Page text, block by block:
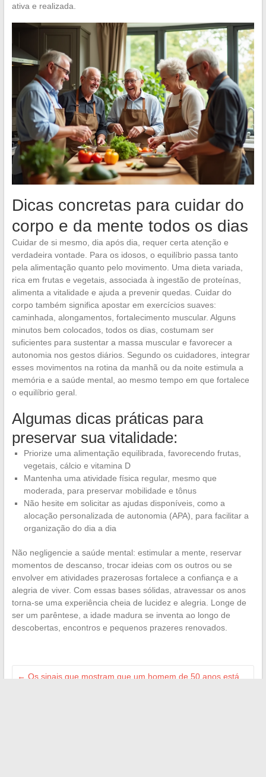
ativa e realizada.
Dicas concretas para cuidar do
corpo e da mente todos os dias
Cuidar de si mesmo, dia após dia, requer certa atenção e
verdadeira vontade. Para os idosos, o equilíbrio passa tanto
pela alimentação quanto pelo movimento. Uma dieta variada,
rica em frutas e vegetais, associada à ingestão de proteínas,
alimenta a vitalidade e ajuda a prevenir quedas. Cuidar do
corpo também significa apostar em exercícios suaves:
caminhada, alongamentos, fortalecimento muscular. Alguns
minutos bem colocados, todos os dias, costumam ser
suficientes para sustentar a massa muscular e favorecer a
autonomia nos gestos diários. Segundo os cuidadores, integrar
esses movimentos na rotina da manhã ou da noite estimula a
memória e a saúde mental, ao mesmo tempo em que fortalece
o equilíbrio geral.
Algumas dicas práticas para
preservar sua vitalidade:
Priorize uma alimentação equilibrada, favorecendo frutas,
vegetais, cálcio e vitamina D
Mantenha uma atividade física regular, mesmo que
moderada, para preservar mobilidade e tônus
Não hesite em solicitar as ajudas disponíveis, como a
alocação personalizada de autonomia (APA), para facilitar a
organização do dia a dia
Não negligencie a saúde mental: estimular a mente, reservar
momentos de descanso, trocar ideias com os outros ou se
envolver em atividades prazerosas fortalece a confiança e a
alegria de viver. Com essas bases sólidas, atravessar os anos
torna-se uma experiência cheia de lucidez e alegria. Longe de
ser um parêntese, a idade madura se inventa ao longo de
descobertas, encontros e pequenos prazeres renovados.
← Os sinais que mostram que um homem de 50 anos está